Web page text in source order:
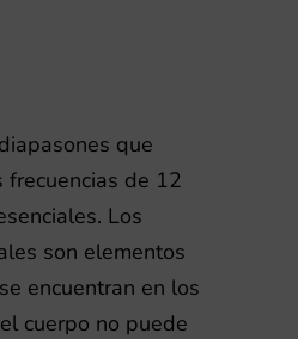
que
frecuencias de 12
Los
son elementos
encuentran en los
cuerpo no puede